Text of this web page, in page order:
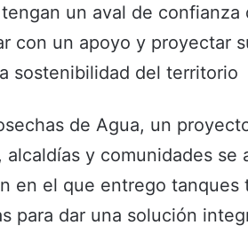
un aval de
con un apoyo y proyectar
sostenibilidad del territorio
de Agua, un
y comunidades se
en el que entrego tanques
para dar una solución